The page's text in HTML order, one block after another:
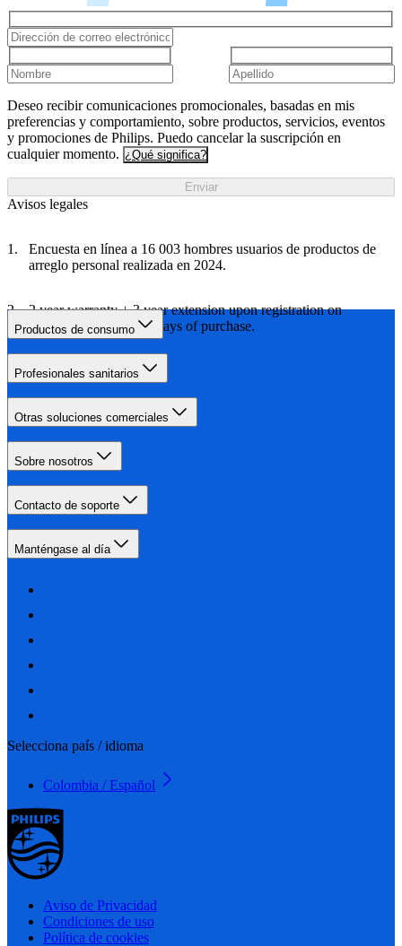
Deseo recibir comunicaciones promocionales, basadas en mis
preferencias y comportamiento, sobre productos, servicios, eventos
y promociones de Philips. Puedo cancelar la suscripción en
cualquier momento. ¿Qué significa?
Enviar
Avisos legales
Encuesta en línea a 16 003 hombres usuarios de productos de
arreglo personal realizada en 2024.
2 year warranty + 3 year extension upon registration on
Philips.com within 90 days of purchase.
Productos de consumo
Profesionales sanitarios
Otras soluciones comerciales
Sobre nosotros
Contacto de soporte
Manténgase al día
Selecciona país / idioma
Colombia / Español
Aviso de Privacidad
Condiciones de uso
Política de cookies